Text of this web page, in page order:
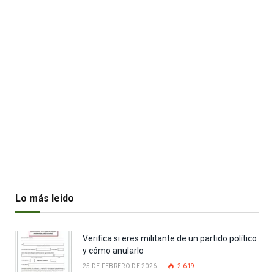
Lo más leido
Verifica si eres militante de un partido político
y cómo anularlo
25 DE FEBRERO DE 2026 2.619